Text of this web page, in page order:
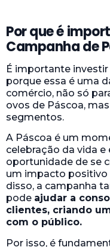
Por que é
Campanha de
É importante
porque essa é uma
comércio, não só
ovos de Páscoa,
segmentos.
A Páscoa é um
celebração da vida e
oportunidade de se
um impacto positivo
disso, a campanha
pode ajudar a
clientes, criando
com o público.
Por isso, é